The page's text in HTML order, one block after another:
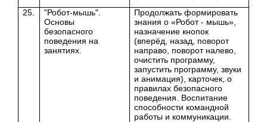
25.
"Робот-мышь".
Основы
безопасного
поведения на
занятиях.
Продолжать формировать
знания о «Робот - мышь»,
назначение кнопок
(вперёд, назад, поворот
направо, поворот налево,
очистить программу,
запустить программу, звуки
и анимация), карточек, о
правилах безопасного
поведения. Воспитание
способности командной
работы и коммуникации.